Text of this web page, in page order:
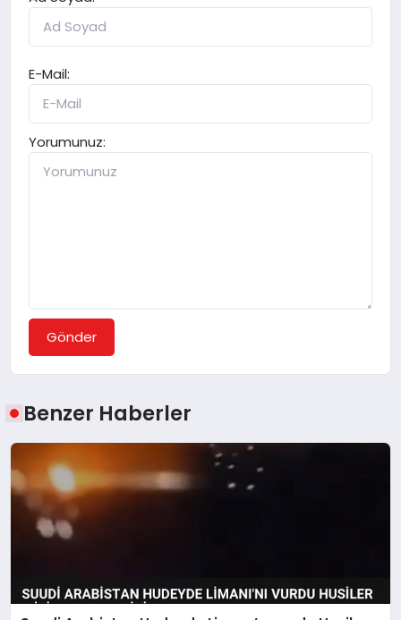
E-Mail:
Yorumunuz:
Gönder
Benzer Haberler